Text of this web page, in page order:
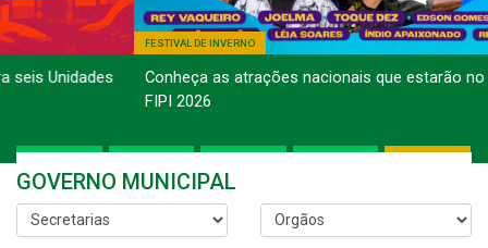
FESTIVAL DE INVERNO
Conheça as atrações nacionais que estarão no palco do
GOVERNO MUNICIPAL